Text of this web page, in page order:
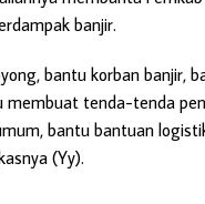
banjir.
bantu korban banjir,
membuat tenda-tenda
bantu bantuan
(Yy).